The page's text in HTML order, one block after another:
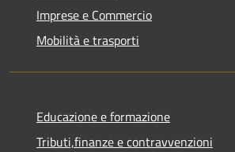
Imprese e Commercio
Mobilità e trasporti
Educazione e formazione
Tributi,finanze e contravvenzioni